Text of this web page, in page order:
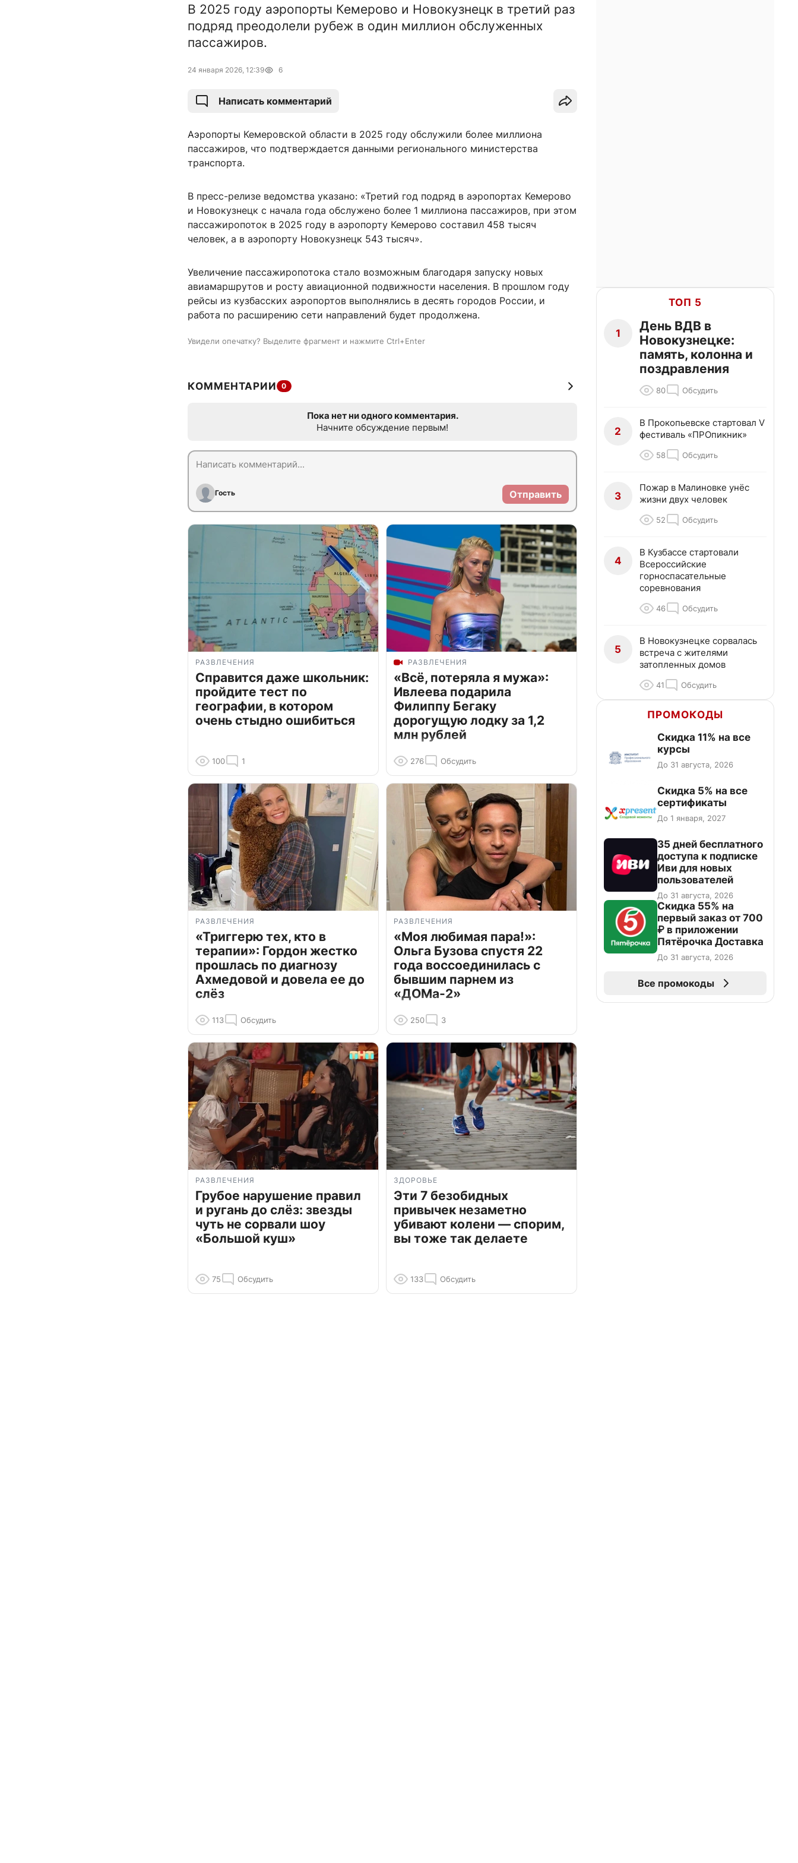
В 2025 году аэропорты Кемерово и Новокузнецк в третий раз
подряд преодолели рубеж в один миллион обслуженных
пассажиров.
24 января 2026, 12:39 6
Написать комментарий
Аэропорты Кемеровской области в 2025 году обслужили более миллиона
пассажиров, что подтверждается данными регионального министерства
транспорта.
В пресс-релизе ведомства указано: «Третий год подряд в аэропортах Кемерово
и Новокузнецк с начала года обслужено более 1 миллиона пассажиров, при этом
пассажиропоток в 2025 году в аэропорту Кемерово составил 458 тысяч
человек, а в аэропорту Новокузнецк 543 тысяч».
Увеличение пассажиропотока стало возможным благодаря запуску новых
авиамаршрутов и росту авиационной подвижности населения. В прошлом году
рейсы из кузбасских аэропортов выполнялись в десять городов России, и
работа по расширению сети направлений будет продолжена.
Увидели опечатку? Выделите фрагмент и нажмите Ctrl+Enter
КОММЕНТАРИИ 0
Пока нет ни одного комментария.
Начните обсуждение первым!
Гость Отправить
РАЗВЛЕЧЕНИЯ
Справится даже школьник:
пройдите тест по
географии, в котором
очень стыдно ошибиться
100 1
РАЗВЛЕЧЕНИЯ
«Всё, потеряла я мужа»:
Ивлеева подарила
Филиппу Бегаку
дорогущую лодку за 1,2
млн рублей
276 Обсудить
РАЗВЛЕЧЕНИЯ
«Триггерю тех, кто в
терапии»: Гордон жестко
прошлась по диагнозу
Ахмедовой и довела ее до
слёз
113 Обсудить
РАЗВЛЕЧЕНИЯ
«Моя любимая пара!»:
Ольга Бузова спустя 22
года воссоединилась с
бывшим парнем из
«ДОМа-2»
250 3
РАЗВЛЕЧЕНИЯ
Грубое нарушение правил
и ругань до слёз: звезды
чуть не сорвали шоу
«Большой куш»
75 Обсудить
ЗДОРОВЬЕ
Эти 7 безобидных
привычек незаметно
убивают колени — спорим,
вы тоже так делаете
133 Обсудить
ТОП 5
1
День ВДВ в
Новокузнецке:
память, колонна и
поздравления
80 Обсудить
2
В Прокопьевске стартовал V
фестиваль «ПРОпикник»
58 Обсудить
3
Пожар в Малиновке унёс
жизни двух человек
52 Обсудить
4
В Кузбассе стартовали
Всероссийские
горноспасательные
соревнования
46 Обсудить
5
В Новокузнецке сорвалась
встреча с жителями
затопленных домов
41 Обсудить
ПРОМОКОДЫ
Скидка 11% на все
курсы
До 31 августа, 2026
Скидка 5% на все
сертификаты
До 1 января, 2027
35 дней бесплатного
доступа к подписке
Иви для новых
пользователей
До 31 августа, 2026
Скидка 55% на
первый заказ от 700
₽ в приложении
Пятёрочка Доставка
До 31 августа, 2026
Все промокоды